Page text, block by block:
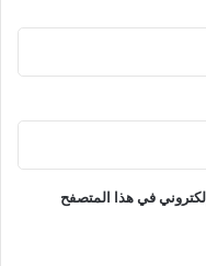
في هذا المتصفح